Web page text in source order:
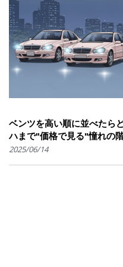
ベンツを高い順に並べたら
ハまで"価格で見る"憧れの
2025/06/14